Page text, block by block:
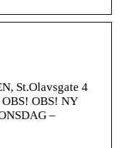
St.Olavsgate 4
OBS! NY
–